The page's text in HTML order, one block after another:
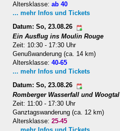
Altersklasse:ab 40
... mehr Infos und Tickets
Datum: So, 23.08.26
Ein Ausflug ins Moulin Rouge
Zeit: 10:30 - 17:30 Uhr
Genußwanderung (ca. 14 km)
Altersklasse:40-65
... mehr Infos und Tickets
Datum: So, 23.08.26
Romberger Wasserfall und Woogtal
Zeit: 11:00 - 17:30 Uhr
Ganztagswanderung (ca. 12 km)
Altersklasse:25-45